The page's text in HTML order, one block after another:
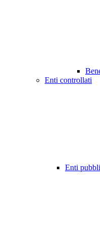
Enti controllati
Enti